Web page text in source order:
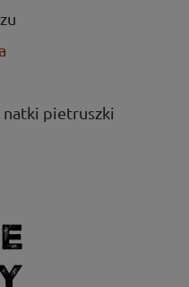
natki pietruszki